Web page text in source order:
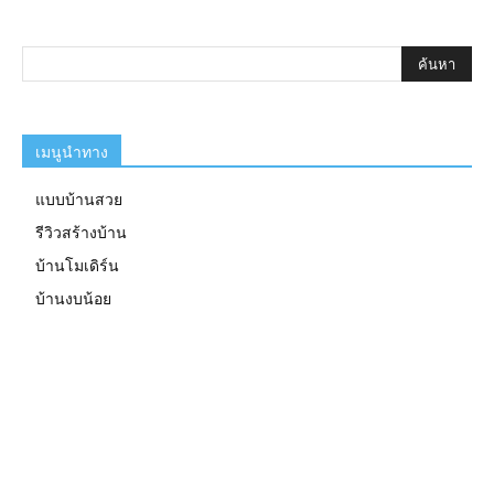
เมนูนำทาง
แบบบ้านสวย
รีวิวสร้างบ้าน
บ้านโมเดิร์น
บ้านงบน้อย